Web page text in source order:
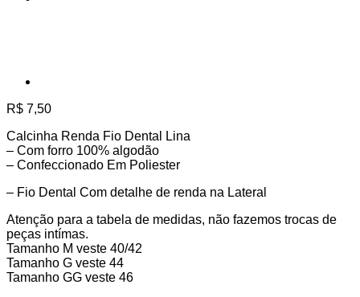
R$ 7,50
Calcinha Renda Fio Dental Lina
– Com forro 100% algodão
– Confeccionado Em Poliester
– Fio Dental Com detalhe de renda na Lateral
Atenção para a tabela de medidas, não fazemos trocas de
peças intímas.
Tamanho M veste 40/42
Tamanho G veste 44
Tamanho GG veste 46